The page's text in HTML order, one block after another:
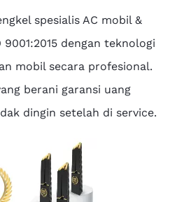
spesialis AC mobil &
dengan teknologi
mobil secara profesional.
berani garansi uang
dingin setelah di service.